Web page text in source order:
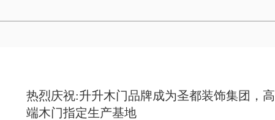
热烈庆祝:升升木门品牌成为圣都装饰集团，高
端木门指定生产基地